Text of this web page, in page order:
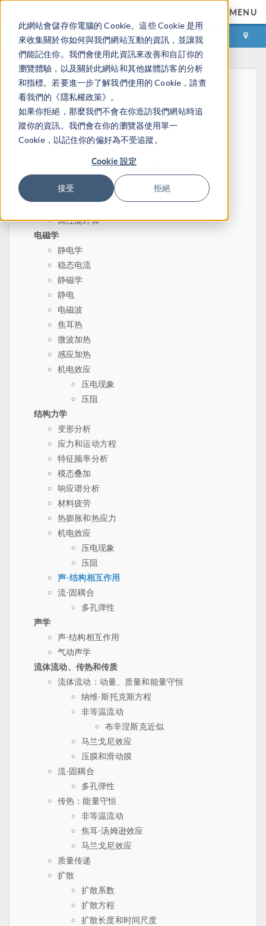
此網站會儲存你電腦的 Cookie。這些 Cookie 是用
來收集關於你如何與我們網站互動的資訊，並讓我
們能記住你。我們會使用此資訊來改善和自訂你的
瀏覽體驗，以及關於此網站和其他媒體訪客的分析
和指標。若要進一步了解我們使用的 Cookie，請查
看我們的《隱私權政策》。
如果你拒絕，那麼我們不會在你造訪我們網站時追
蹤你的資訊。我們會在你的瀏覽器使用單一
Cookie，以記住你的偏好為不受追蹤。
Cookie 設定
接受 拒絕
MENU
登录 咨询与购买
主页
物理定律、偏微分方程和数值建模
有限元法
有限元分析软件
网格划分和细化
高性能计算
电磁学
静电学
稳态电流
静磁学
静电
电磁波
焦耳热
微波加热
感应加热
机电效应
压电现象
压阻
结构力学
变形分析
应力和运动方程
特征频率分析
模态叠加
响应谱分析
材料疲劳
热膨胀和热应力
机电效应
压电现象
压阻
声-结构相互作用
流-固耦合
多孔弹性
声学
声-结构相互作用
气动声学
流体流动、传热和传质
流体流动：动量、质量和能量守恒
纳维-斯托克斯方程
非等温流动
布辛涅斯克近似
马兰戈尼效应
压膜和滑动膜
流-固耦合
多孔弹性
传热：能量守恒
非等温流动
焦耳-汤姆逊效应
马兰戈尼效应
质量传递
扩散
扩散系数
扩散方程
扩散长度和时间尺度